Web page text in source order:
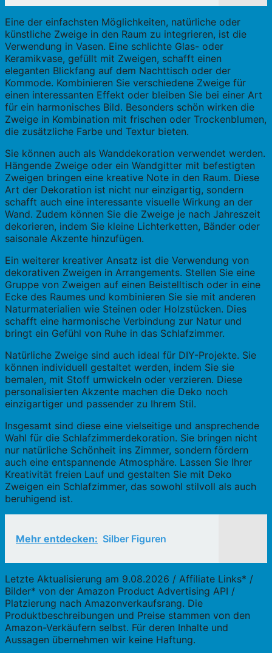
Eine der einfachsten Möglichkeiten, natürliche oder
künstliche Zweige in den Raum zu integrieren, ist die
Verwendung in Vasen. Eine schlichte Glas- oder
Keramikvase, gefüllt mit Zweigen, schafft einen
eleganten Blickfang auf dem Nachttisch oder der
Kommode. Kombinieren Sie verschiedene Zweige für
einen interessanten Effekt oder bleiben Sie bei einer Art
für ein harmonisches Bild. Besonders schön wirken die
Zweige in Kombination mit frischen oder Trockenblumen,
die zusätzliche Farbe und Textur bieten.
Sie können auch als Wanddekoration verwendet werden.
Hängende Zweige oder ein Wandgitter mit befestigten
Zweigen bringen eine kreative Note in den Raum. Diese
Art der Dekoration ist nicht nur einzigartig, sondern
schafft auch eine interessante visuelle Wirkung an der
Wand. Zudem können Sie die Zweige je nach Jahreszeit
dekorieren, indem Sie kleine Lichterketten, Bänder oder
saisonale Akzente hinzufügen.
Ein weiterer kreativer Ansatz ist die Verwendung von
dekorativen Zweigen in Arrangements. Stellen Sie eine
Gruppe von Zweigen auf einen Beistelltisch oder in eine
Ecke des Raumes und kombinieren Sie sie mit anderen
Naturmaterialien wie Steinen oder Holzstücken. Dies
schafft eine harmonische Verbindung zur Natur und
bringt ein Gefühl von Ruhe in das Schlafzimmer.
Natürliche Zweige sind auch ideal für DIY-Projekte. Sie
können individuell gestaltet werden, indem Sie sie
bemalen, mit Stoff umwickeln oder verzieren. Diese
personalisierten Akzente machen die Deko noch
einzigartiger und passender zu Ihrem Stil.
Insgesamt sind diese eine vielseitige und ansprechende
Wahl für die Schlafzimmerdekoration. Sie bringen nicht
nur natürliche Schönheit ins Zimmer, sondern fördern
auch eine entspannende Atmosphäre. Lassen Sie Ihrer
Kreativität freien Lauf und gestalten Sie mit Deko
Zweigen ein Schlafzimmer, das sowohl stilvoll als auch
beruhigend ist.
Mehr entdecken: Silber Figuren
Letzte Aktualisierung am 9.08.2026 / Affiliate Links* /
Bilder* von der Amazon Product Advertising API /
Platzierung nach Amazonverkaufsrang. Die
Produktbeschreibungen und Preise stammen von den
Amazon-Verkäufern selbst. Für deren Inhalte und
Aussagen übernehmen wir keine Haftung.